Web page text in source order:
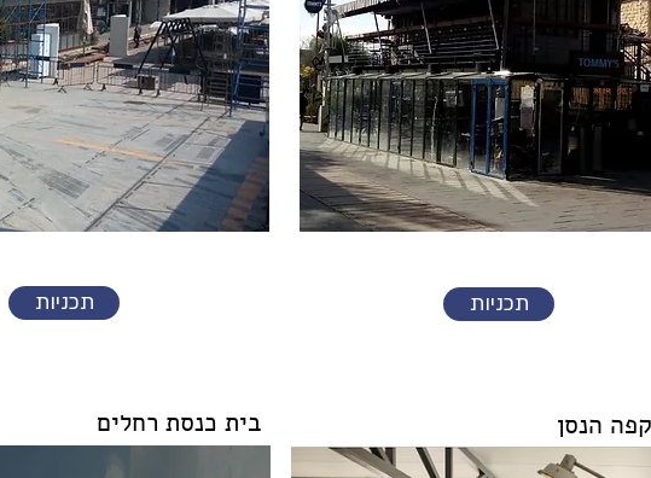
תכניות
בית כנסת רחלים
תכניות
הנסן